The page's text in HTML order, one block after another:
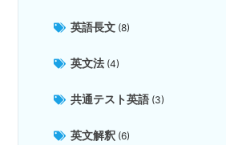
英語長文 (8)
英文法 (4)
共通テスト英語 (3)
英文解釈 (6)